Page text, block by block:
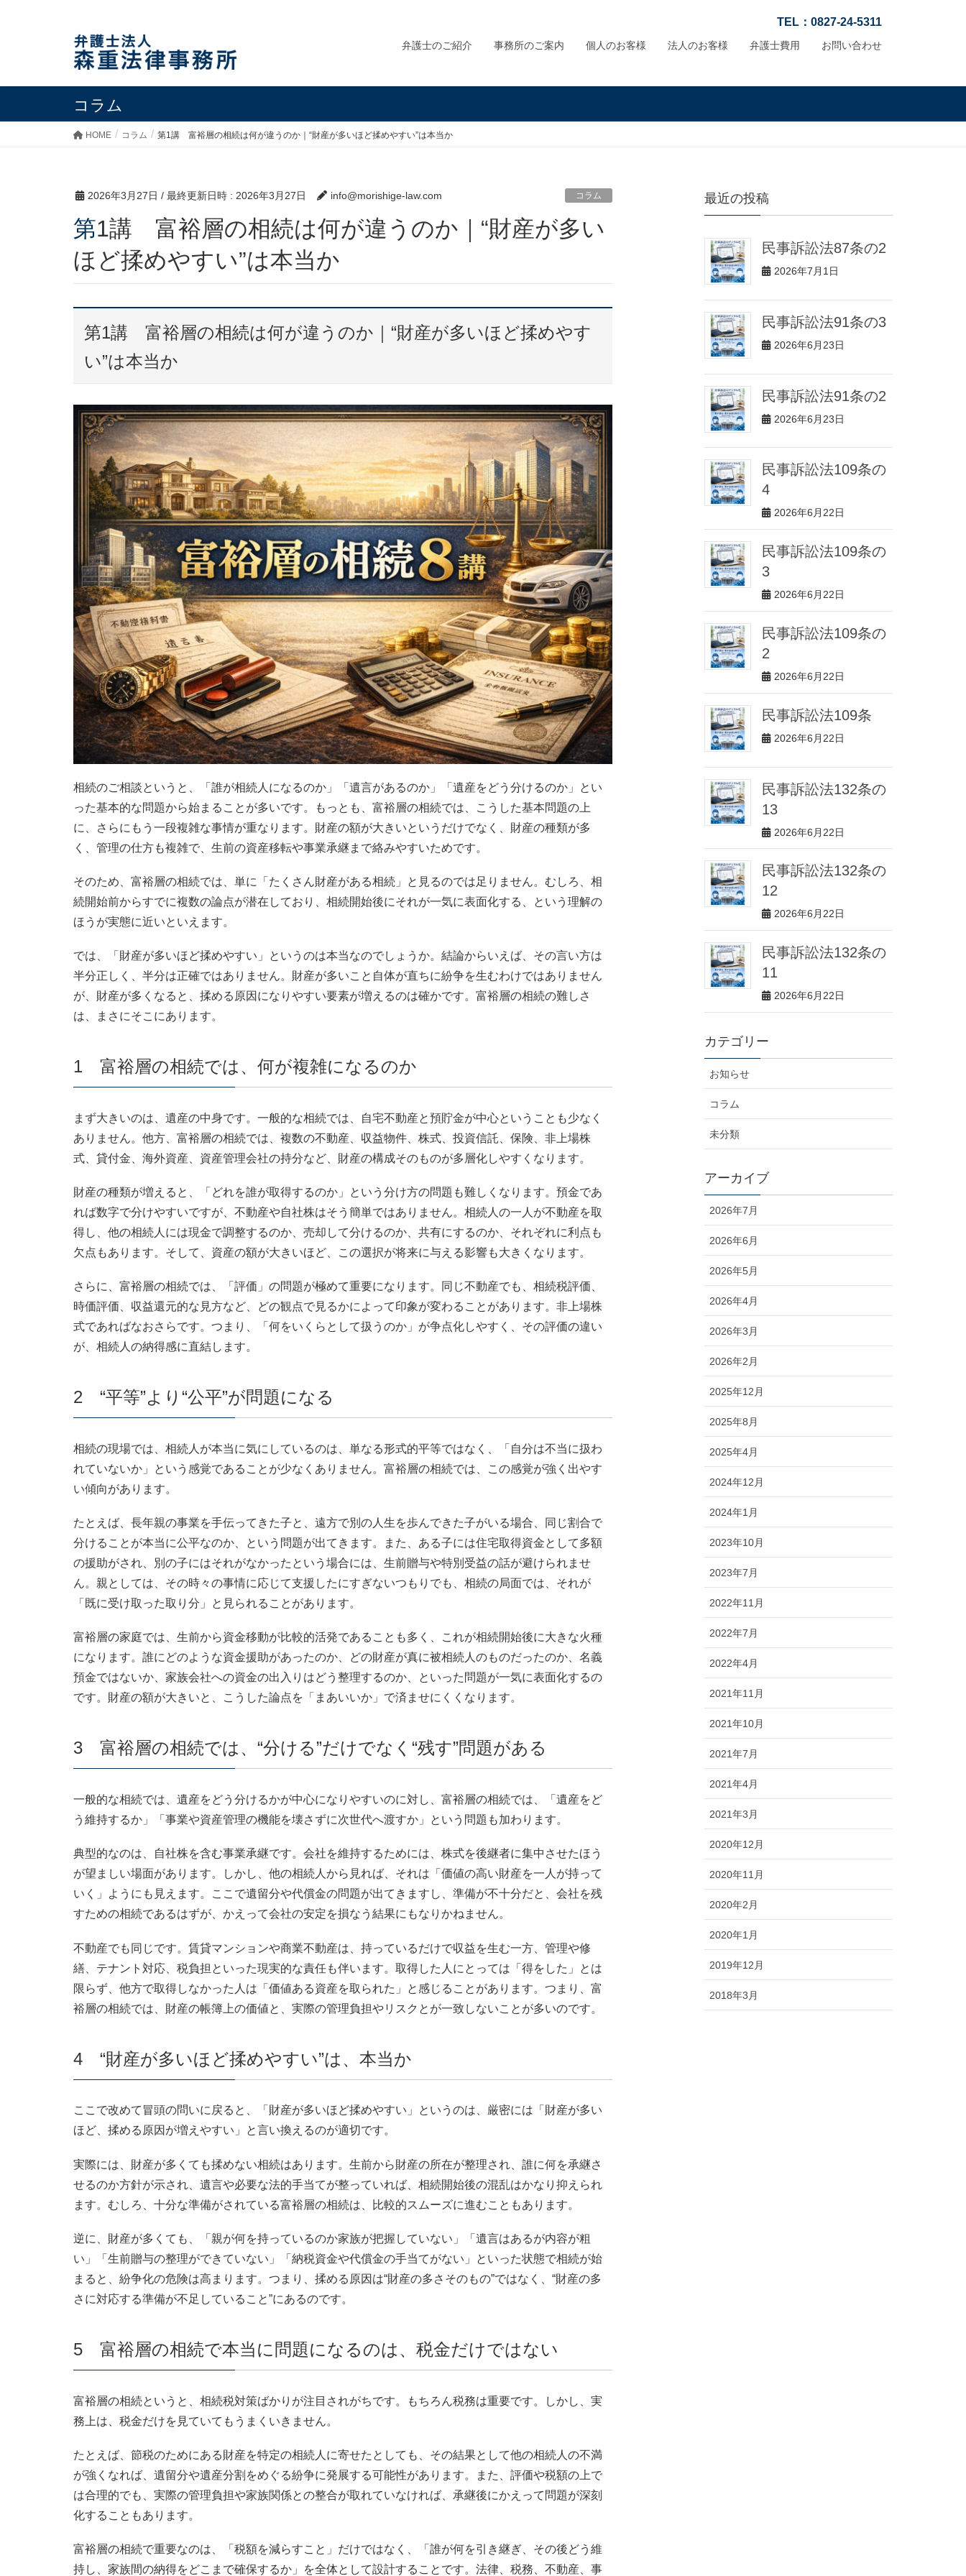
TEL：0827-24-5311
弁護士のご紹介 事務所のご案内 個人のお客様 法人のお客様 弁護士費用 お問い合わせ
コラム
HOME コラム 第1講 富裕層の相続は何が違うのか｜“財産が多いほど揉めやすい”は本当か
2026年3月27日 / 最終更新日時 : 2026年3月27日 info@morishige-law.com コラム
第1講 富裕層の相続は何が違うのか｜“財産が多い
ほど揉めやすい”は本当か
第1講 富裕層の相続は何が違うのか｜“財産が多いほど揉めやす
い”は本当か
相続のご相談というと、「誰が相続人になるのか」「遺言があるのか」「遺産をどう分けるのか」とい
った基本的な問題から始まることが多いです。もっとも、富裕層の相続では、こうした基本問題の上
に、さらにもう一段複雑な事情が重なります。財産の額が大きいというだけでなく、財産の種類が多
く、管理の仕方も複雑で、生前の資産移転や事業承継まで絡みやすいためです。
そのため、富裕層の相続では、単に「たくさん財産がある相続」と見るのでは足りません。むしろ、相
続開始前からすでに複数の論点が潜在しており、相続開始後にそれが一気に表面化する、という理解の
ほうが実態に近いといえます。
では、「財産が多いほど揉めやすい」というのは本当なのでしょうか。結論からいえば、その言い方は
半分正しく、半分は正確ではありません。財産が多いこと自体が直ちに紛争を生むわけではありません
が、財産が多くなると、揉める原因になりやすい要素が増えるのは確かです。富裕層の相続の難しさ
は、まさにそこにあります。
1 富裕層の相続では、何が複雑になるのか
まず大きいのは、遺産の中身です。一般的な相続では、自宅不動産と預貯金が中心ということも少なく
ありません。他方、富裕層の相続では、複数の不動産、収益物件、株式、投資信託、保険、非上場株
式、貸付金、海外資産、資産管理会社の持分など、財産の構成そのものが多層化しやすくなります。
財産の種類が増えると、「どれを誰が取得するのか」という分け方の問題も難しくなります。預金であ
れば数字で分けやすいですが、不動産や自社株はそう簡単ではありません。相続人の一人が不動産を取
得し、他の相続人には現金で調整するのか、売却して分けるのか、共有にするのか、それぞれに利点も
欠点もあります。そして、資産の額が大きいほど、この選択が将来に与える影響も大きくなります。
さらに、富裕層の相続では、「評価」の問題が極めて重要になります。同じ不動産でも、相続税評価、
時価評価、収益還元的な見方など、どの観点で見るかによって印象が変わることがあります。非上場株
式であればなおさらです。つまり、「何をいくらとして扱うのか」が争点化しやすく、その評価の違い
が、相続人の納得感に直結します。
2 “平等”より“公平”が問題になる
相続の現場では、相続人が本当に気にしているのは、単なる形式的平等ではなく、「自分は不当に扱わ
れていないか」という感覚であることが少なくありません。富裕層の相続では、この感覚が強く出やす
い傾向があります。
たとえば、長年親の事業を手伝ってきた子と、遠方で別の人生を歩んできた子がいる場合、同じ割合で
分けることが本当に公平なのか、という問題が出てきます。また、ある子には住宅取得資金として多額
の援助がされ、別の子にはそれがなかったという場合には、生前贈与や特別受益の話が避けられませ
ん。親としては、その時々の事情に応じて支援したにすぎないつもりでも、相続の局面では、それが
「既に受け取った取り分」と見られることがあります。
富裕層の家庭では、生前から資金移動が比較的活発であることも多く、これが相続開始後に大きな火種
になります。誰にどのような資金援助があったのか、どの財産が真に被相続人のものだったのか、名義
預金ではないか、家族会社への資金の出入りはどう整理するのか、といった問題が一気に表面化するの
です。財産の額が大きいと、こうした論点を「まあいいか」で済ませにくくなります。
3 富裕層の相続では、“分ける”だけでなく“残す”問題がある
一般的な相続では、遺産をどう分けるかが中心になりやすいのに対し、富裕層の相続では、「遺産をど
う維持するか」「事業や資産管理の機能を壊さずに次世代へ渡すか」という問題も加わります。
典型的なのは、自社株を含む事業承継です。会社を維持するためには、株式を後継者に集中させたほう
が望ましい場面があります。しかし、他の相続人から見れば、それは「価値の高い財産を一人が持って
いく」ようにも見えます。ここで遺留分や代償金の問題が出てきますし、準備が不十分だと、会社を残
すための相続であるはずが、かえって会社の安定を損なう結果にもなりかねません。
不動産でも同じです。賃貸マンションや商業不動産は、持っているだけで収益を生む一方、管理や修
繕、テナント対応、税負担といった現実的な責任も伴います。取得した人にとっては「得をした」とは
限らず、他方で取得しなかった人は「価値ある資産を取られた」と感じることがあります。つまり、富
裕層の相続では、財産の帳簿上の価値と、実際の管理負担やリスクとが一致しないことが多いのです。
4 “財産が多いほど揉めやすい”は、本当か
ここで改めて冒頭の問いに戻ると、「財産が多いほど揉めやすい」というのは、厳密には「財産が多い
ほど、揉める原因が増えやすい」と言い換えるのが適切です。
実際には、財産が多くても揉めない相続はあります。生前から財産の所在が整理され、誰に何を承継さ
せるのか方針が示され、遺言や必要な法的手当てが整っていれば、相続開始後の混乱はかなり抑えられ
ます。むしろ、十分な準備がされている富裕層の相続は、比較的スムーズに進むこともあります。
逆に、財産が多くても、「親が何を持っているのか家族が把握していない」「遺言はあるが内容が粗
い」「生前贈与の整理ができていない」「納税資金や代償金の手当てがない」といった状態で相続が始
まると、紛争化の危険は高まります。つまり、揉める原因は“財産の多さそのもの”ではなく、“財産の多
さに対応する準備が不足していること”にあるのです。
5 富裕層の相続で本当に問題になるのは、税金だけではない
富裕層の相続というと、相続税対策ばかりが注目されがちです。もちろん税務は重要です。しかし、実
務上は、税金だけを見ていてもうまくいきません。
たとえば、節税のためにある財産を特定の相続人に寄せたとしても、その結果として他の相続人の不満
が強くなれば、遺留分や遺産分割をめぐる紛争に発展する可能性があります。また、評価や税額の上で
は合理的でも、実際の管理負担や家族関係との整合が取れていなければ、承継後にかえって問題が深刻
化することもあります。
富裕層の相続で重要なのは、「税額を減らすこと」だけではなく、「誰が何を引き継ぎ、その後どう維
持し、家族間の納得をどこまで確保するか」を全体として設計することです。法律、税務、不動産、事
最近の投稿
民事訴訟法87条の2
2026年7月1日
民事訴訟法91条の3
2026年6月23日
民事訴訟法91条の2
2026年6月23日
民事訴訟法109条の
4
2026年6月22日
民事訴訟法109条の
3
2026年6月22日
民事訴訟法109条の
2
2026年6月22日
民事訴訟法109条
2026年6月22日
民事訴訟法132条の
13
2026年6月22日
民事訴訟法132条の
12
2026年6月22日
民事訴訟法132条の
11
2026年6月22日
カテゴリー
お知らせ
コラム
未分類
アーカイブ
2026年7月
2026年6月
2026年5月
2026年4月
2026年3月
2026年2月
2025年12月
2025年8月
2025年4月
2024年12月
2024年1月
2023年10月
2023年7月
2022年11月
2022年7月
2022年4月
2021年11月
2021年10月
2021年7月
2021年4月
2021年3月
2020年12月
2020年11月
2020年2月
2020年1月
2019年12月
2018年3月